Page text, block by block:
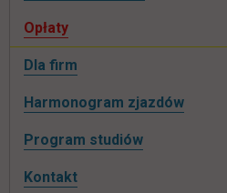
Opłaty
Dla firm
Harmonogram zjazdów
Program studiów
Kontakt